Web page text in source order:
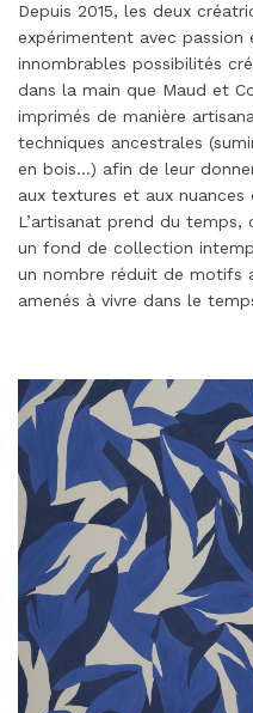
Depuis 2015, les deux
expérimentent avec passion
innombrables possibilités
dans la main que Maud et
imprimés de manière
techniques ancestrales
en bois…) afin de leur
aux textures et aux nuances
L’artisanat prend du
un fond de collection
un nombre réduit de motifs
amenés à vivre dans le